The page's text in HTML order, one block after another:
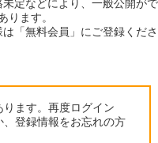
定などにより、一般公開がで
ります。
「無料会員」にご登録くださ
ます。再度ログイン
登録情報をお忘れの方